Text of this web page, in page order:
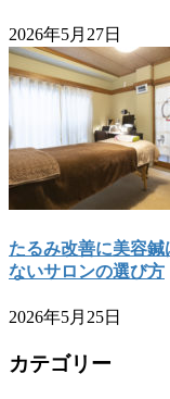
2026年5月27日
たるみ改善に美容
ないサロンの選び方
2026年5月25日
カテゴリー